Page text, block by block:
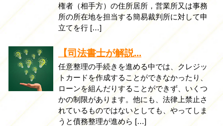
権者（相手方）の住所居所，営業所又は事務
所の所在地を担当する簡易裁判所に対して申
立てを行 […]
【司法書士が解説...
任意整理の手続きを進める中では、クレジッ
トカードを作成することができなかったり、
ローンを組んだりすることができず、いくつ
かの制限があります。他にも、法律上禁止さ
れているものではないとしても、やってしま
うと債務整理が進めら […]